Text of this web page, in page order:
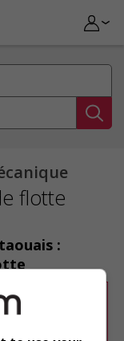
flotte
:
aucun